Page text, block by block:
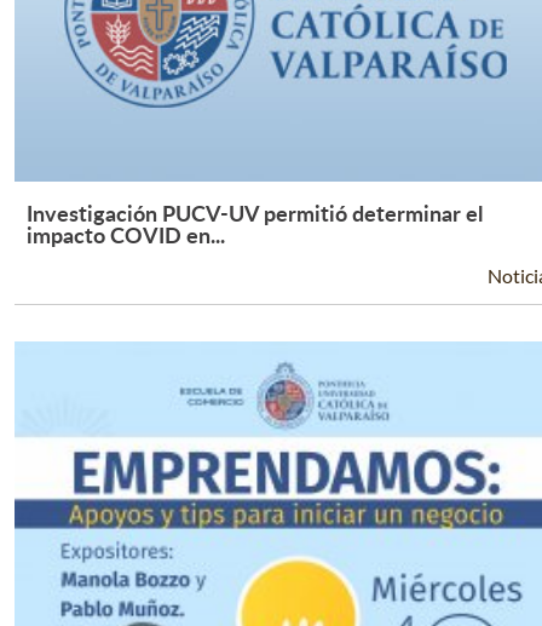
Leer Más +
Investigación PUCV-UV permitió determinar el
impacto COVID en...